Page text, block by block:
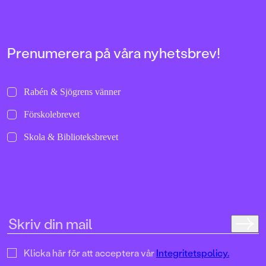
Prenumerera på våra nyhetsbrev!
Rabén & Sjögrens vänner
Förskolebrevet
Skola & Biblioteksbrevet
Klicka här för att acceptera vårIntegritetspolicy.